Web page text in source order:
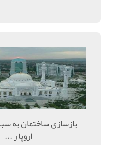
بازسازی ساختمان به
اروپا ر ...